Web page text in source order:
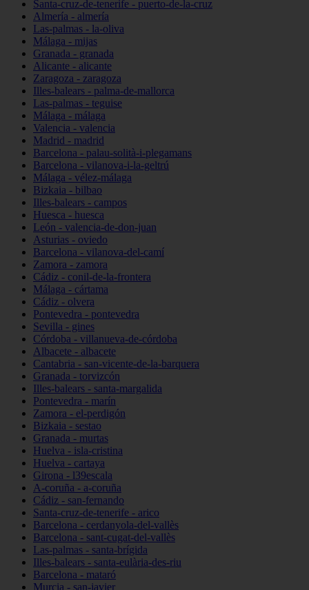
Santa-cruz-de-tenerife - puerto-de-la-cruz
Almería - almería
Las-palmas - la-oliva
Málaga - mijas
Granada - granada
Alicante - alicante
Zaragoza - zaragoza
Illes-balears - palma-de-mallorca
Las-palmas - teguise
Málaga - málaga
Valencia - valencia
Madrid - madrid
Barcelona - palau-solità-i-plegamans
Barcelona - vilanova-i-la-geltrú
Málaga - vélez-málaga
Bizkaia - bilbao
Illes-balears - campos
Huesca - huesca
León - valencia-de-don-juan
Asturias - oviedo
Barcelona - vilanova-del-camí
Zamora - zamora
Cádiz - conil-de-la-frontera
Málaga - cártama
Cádiz - olvera
Pontevedra - pontevedra
Sevilla - gines
Córdoba - villanueva-de-córdoba
Albacete - albacete
Cantabria - san-vicente-de-la-barquera
Granada - torvizcón
Illes-balears - santa-margalida
Pontevedra - marín
Zamora - el-perdigón
Bizkaia - sestao
Granada - murtas
Huelva - isla-cristina
Huelva - cartaya
Girona - l39escala
A-coruña - a-coruña
Cádiz - san-fernando
Santa-cruz-de-tenerife - arico
Barcelona - cerdanyola-del-vallès
Barcelona - sant-cugat-del-vallès
Las-palmas - santa-brígida
Illes-balears - santa-eulària-des-riu
Barcelona - mataró
Murcia - san-javier